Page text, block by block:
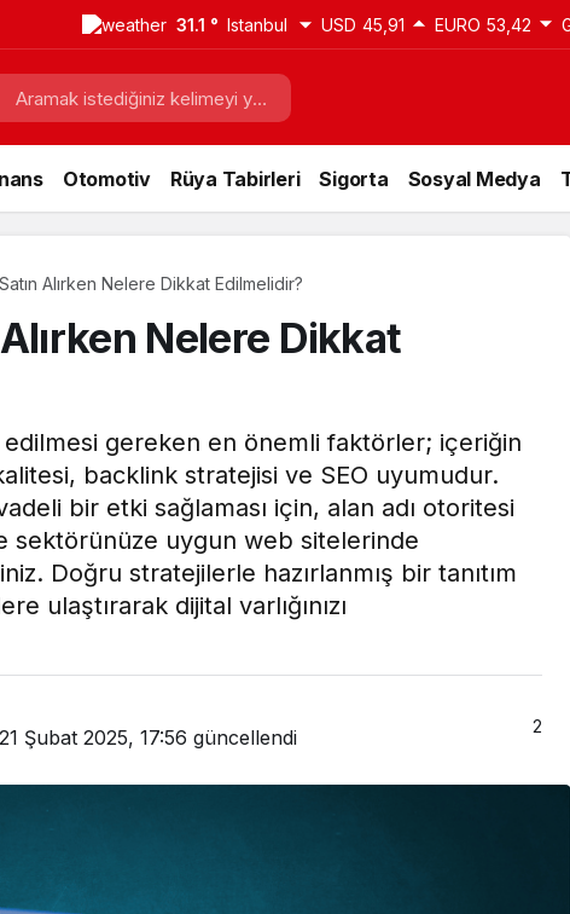
31.1 ° Istanbul USD 45,91 EURO 53,42
Otomotiv Rüya Tabirleri Sigorta Sosyal Medya
Satın Alırken Nelere Dikkat Edilmelidir?
Alırken Nelere Dikkat
edilmesi gereken en önemli faktörler; içeriğin
backlink stratejisi ve SEO uyumudur.
bir etki sağlaması için, alan adı otoritesi
sektörünüze uygun web sitelerinde
Doğru stratejilerle hazırlanmış bir tanıtım
ulaştırarak dijital varlığınızı
21 Şubat 2025, 17:56 güncellendi 2